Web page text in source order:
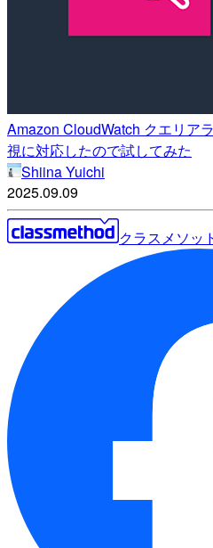
Amazon CloudWatch クエリア
視に対応したので試してみた
Shiina Yuichi
2025.09.09
クラスメソッ